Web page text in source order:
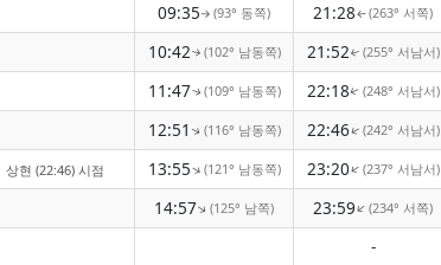
09:35↑(93° 동쪽) 21:28↑(263° 서쪽)
10:42↑(102° 남동쪽) 21:52↑(255° 서남서)
11:47↑(109° 남동쪽) 22:18↑(248° 서남서)
12:51 ↑(116° 남동쪽) 22:46↑(242° 서남서)
상현 (22:46) 시점 13:55↑(121° 남동쪽) 23:20↑(237° 서남서)
14:57↑(125° 남쪽) 23:59↑(234° 서쪽)
-